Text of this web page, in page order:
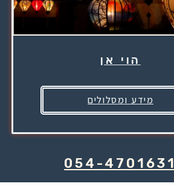
הוי אן
מידע ומסלולים
054-4701631